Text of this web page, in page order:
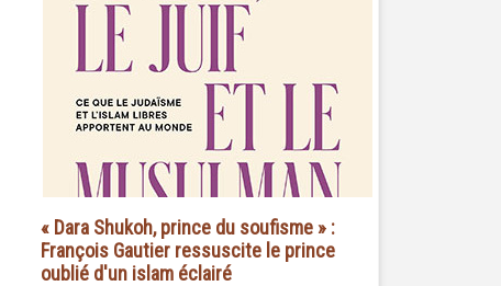
« Dara Shukoh, prince du soufisme » :
François Gautier ressuscite le prince
oublié d'un islam éclairé